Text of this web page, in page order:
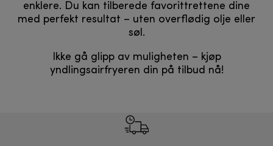
enklere. Du kan tilberede favorittrettene dine
med perfekt resultat – uten overflødig olje eller
søl.
Ikke gå glipp av muligheten – kjøp
yndlingsairfryeren din på tilbud nå!